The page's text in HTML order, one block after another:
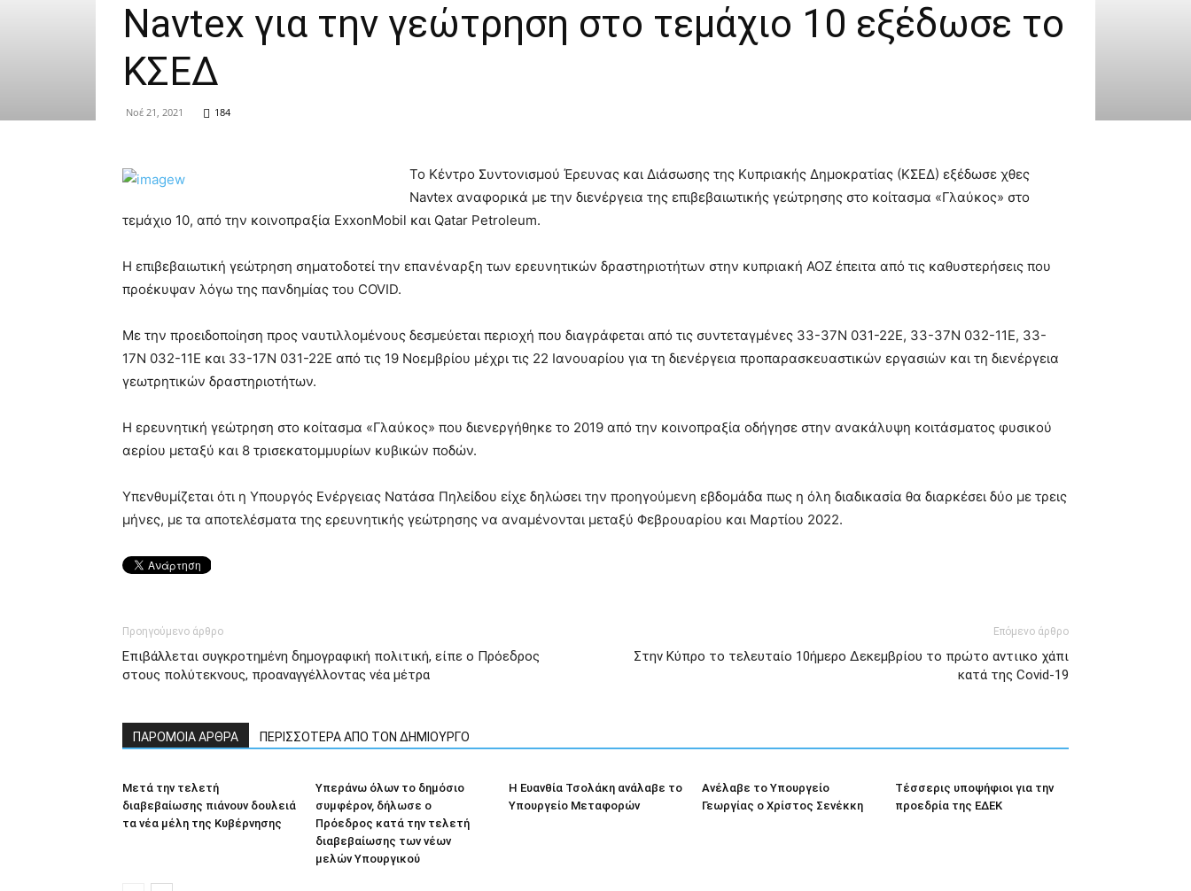
Navtex για την γεώτρηση στο τεμάχιο 10 εξέδωσε το
ΚΣΕΔ
Νοέ 21, 2021 184
Το Κέντρο Συντονισμού Έρευνας και Διάσωσης της Κυπριακής Δημοκρατίας (ΚΣΕΔ) εξέδωσε χθες
Navtex αναφορικά με την διενέργεια της επιβεβαιωτικής γεώτρησης στο κοίτασμα «Γλαύκος» στο
τεμάχιο 10, από την κοινοπραξία ExxonMobil και Qatar Petroleum.
Η επιβεβαιωτική γεώτρηση σηματοδοτεί την επανέναρξη των ερευνητικών δραστηριοτήτων στην κυπριακή ΑΟΖ έπειτα από τις καθυστερήσεις που
προέκυψαν λόγω της πανδημίας του COVID.
Με την προειδοποίηση προς ναυτιλλομένους δεσμεύεται περιοχή που διαγράφεται από τις συντεταγμένες 33-37N 031-22E, 33-37N 032-11E, 33-
17N 032-11E και 33-17N 031-22E από τις 19 Νοεμβρίου μέχρι τις 22 Ιανουαρίου για τη διενέργεια προπαρασκευαστικών εργασιών και τη διενέργεια
γεωτρητικών δραστηριοτήτων.
Η ερευνητική γεώτρηση στο κοίτασμα «Γλαύκος» που διενεργήθηκε το 2019 από την κοινοπραξία οδήγησε στην ανακάλυψη κοιτάσματος φυσικού
αερίου μεταξύ και 8 τρισεκατομμυρίων κυβικών ποδών.
Υπενθυμίζεται ότι η Υπουργός Ενέργειας Νατάσα Πηλείδου είχε δηλώσει την προηγούμενη εβδομάδα πως η όλη διαδικασία θα διαρκέσει δύο με τρεις
μήνες, με τα αποτελέσματα της ερευνητικής γεώτρησης να αναμένονται μεταξύ Φεβρουαρίου και Μαρτίου 2022.
Προηγούμενο άρθρο
Επιβάλλεται συγκροτημένη δημογραφική πολιτική, είπε ο Πρόεδρος
στους πολύτεκνους, προαναγγέλλοντας νέα μέτρα
Επόμενο άρθρο
Στην Κύπρο το τελευταίο 10ήμερο Δεκεμβρίου το πρώτο αντιικο χάπι
κατά της Covid-19
ΠΑΡΟΜΟΙΑ ΑΡΘΡΑ ΠΕΡΙΣΣΟΤΕΡΑ ΑΠΟ ΤΟΝ ΔΗΜΙΟΥΡΓΟ
Μετά την τελετή
διαβεβαίωσης πιάνουν δουλειά
τα νέα μέλη της Κυβέρνησης
Υπεράνω όλων το δημόσιο
συμφέρον, δήλωσε ο
Πρόεδρος κατά την τελετή
διαβεβαίωσης των νέων
μελών Υπουργικού
Η Ευανθία Τσολάκη ανάλαβε το
Υπουργείο Μεταφορών
Ανέλαβε το Υπουργείο
Γεωργίας ο Χρίστος Σενέκκη
Tέσσερις υποψήφιοι για την
προεδρία της ΕΔΕΚ